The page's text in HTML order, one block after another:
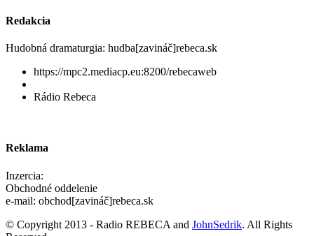
Redakcia
Hudobná dramaturgia: hudba[zavináč]rebeca.sk
https://mpc2.mediacp.eu:8200/rebecaweb
Rádio Rebeca
Reklama
Inzercia:
Obchodné oddelenie
e-mail: obchod[zavináč]rebeca.sk
© Copyright 2013 - Radio REBECA and JohnSedrik. All Rights